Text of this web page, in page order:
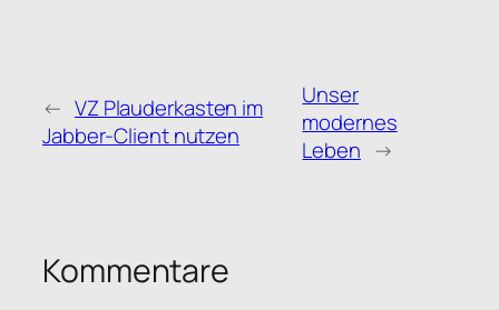
← VZ Plauderkasten im
Jabber-Client nutzen
Unser
modernes
Leben →
Kommentare